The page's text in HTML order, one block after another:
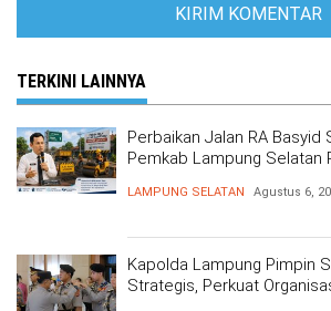
TERKINI LAINNYA
Perbaikan Jalan RA Basyid
Pemkab Lampung Selatan
LAMPUNG SELATAN Agustus 6,
Kapolda Lampung Pimpin
Strategis, Perkuat